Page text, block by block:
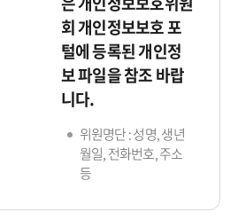
회 개인정보보호 포
털에 등록된 개인정
보 파일을 참조 바랍
니다.
위원명단 : 성명, 생년
월일, 전화번호, 주소
등